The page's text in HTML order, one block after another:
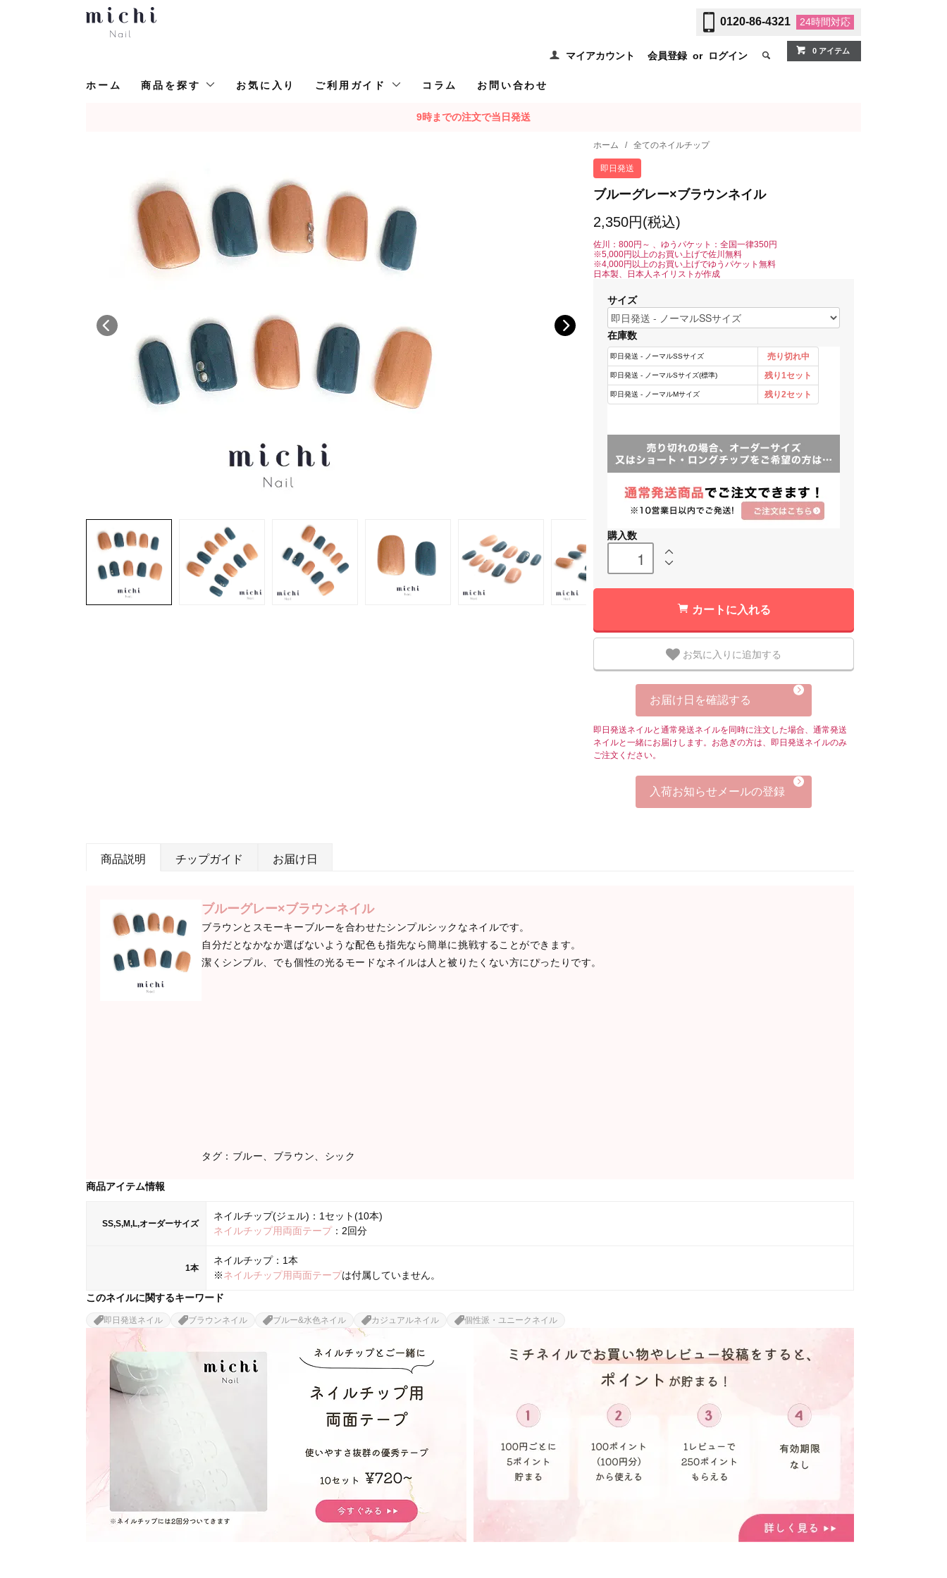
0120-86-4321 24時間対応
マイアカウント 会員登録 or ログイン 0 アイテム
ホーム 商品を探す お気に入り ご利用ガイド コラム お問い合わせ
9時までの注文で当日発送
ホーム / 全てのネイルチップ
即日発送
ブルーグレー×ブラウンネイル
2,350円(税込)
佐川：800円～ 、ゆうパケット：全国一律350円
※5,000円以上のお買い上げで佐川無料
※4,000円以上のお買い上げでゆうパケット無料
日本製、日本人ネイリストが作成
サイズ
在庫数
購入数
カートに入れる
お気に入りに追加する
お届け日を確認する
即日発送ネイルと通常発送ネイルを同時に注文した場合、通常発送
ネイルと一緒にお届けします。お急ぎの方は、即日発送ネイルのみ
ご注文ください。
入荷お知らせメールの登録
商品説明 チップガイド お届け日
ブルーグレー×ブラウンネイル
ブラウンとスモーキーブルーを合わせたシンプルシックなネイルです。
自分だとなかなか選ばないような配色も指先なら簡単に挑戦することができます。
潔くシンプル、でも個性の光るモードなネイルは人と被りたくない方にぴったりです。
タグ：ブルー、ブラウン、シック
商品アイテム情報
SS,S,M,L,オーダーサイズ
ネイルチップ(ジェル)：1セット(10本)
ネイルチップ用両面テープ：2回分
1本
ネイルチップ：1本
※ネイルチップ用両面テープは付属していません。
このネイルに関するキーワード
即日発送ネイル ブラウンネイル ブルー&水色ネイル カジュアルネイル 個性派・ユニークネイル